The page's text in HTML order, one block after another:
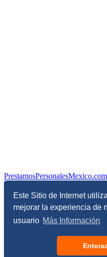
Este Sitio de Internet
mejorar la experiencia de
usuario Más Información
PrestamosPersonalesMexico.com
Información sobre Finanzas
© Copyright 2017 - 2026 -
Términos, Condiciones y